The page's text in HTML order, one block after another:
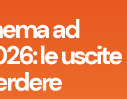
ad
le uscite